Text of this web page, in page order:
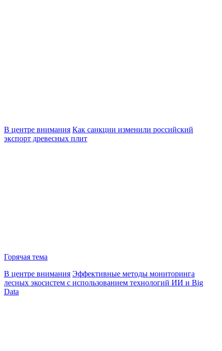
В центре внимания Как санкции изменили российский
экспорт древесных плит
Горячая тема
В центре внимания Эффективные методы мониторинга
лесных экосистем с использованием технологий ИИ и Big
Data